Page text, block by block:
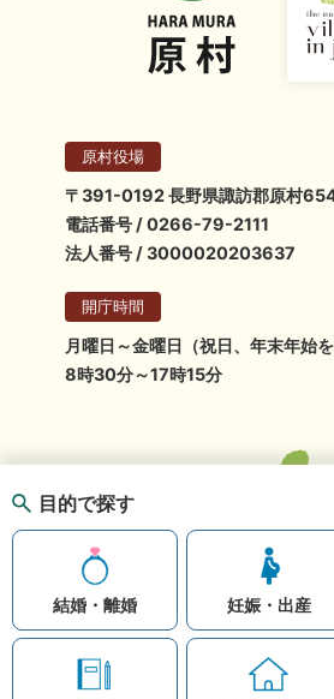
目的で探す
結婚・離婚 妊娠・出産
原村役場
〒391-0192 長野県諏訪郡原村
電話番号 / 0266-79-2111
法人番号 / 3000020203637
開庁時間
月曜日～金曜日（祝日、年末年始を
8時30分～17時15分